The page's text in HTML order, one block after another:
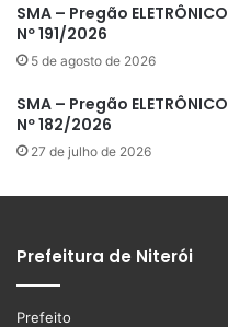
SMA – Pregão ELETRÔNICO
Nº 191/2026
5 de agosto de 2026
SMA – Pregão ELETRÔNICO
Nº 182/2026
27 de julho de 2026
Prefeitura de Niterói
Prefeito